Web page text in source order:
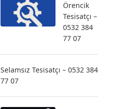
Örencik
Tesisatçı –
0532 384
77 07
Selamsız Tesisatçı – 0532 384
77 07